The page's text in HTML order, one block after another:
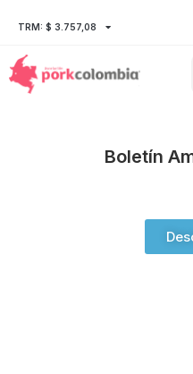
TRM: $ 3.757,08
Boletín